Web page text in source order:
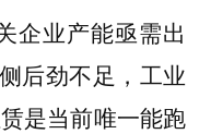
企业产能亟需出
后劲不足，工业
是当前唯一能跑